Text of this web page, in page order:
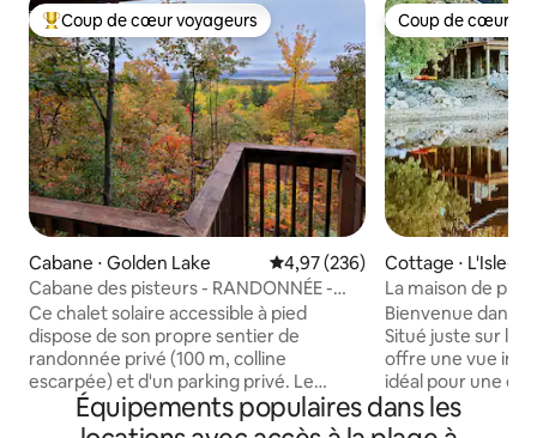
Coups de cœur voyageurs les plus appréciés
Coup de cœur voyageurs
Cabane ⋅ Golden Lake Évaluation moyenne sur la
4,97 (236)
Cabane des pisteurs - RANDONNÉE -
Animaux acceptés - Pas de voisins
Ce chalet solaire accessible à pied
dispose de son propre sentier de
randonnée privé (100 m, colline
escarpée) et d'un parking privé. Le
sentier serpente jusqu'à votre vue
privée sur le Golden Lake. Vous vous
Coup de cœur
Coup de cœur
Cottage ⋅ L'Isle-
es (Quebec)
La maison de
Outaouais
Bienvenue dans
Situé juste sur la
offre une vue
idéal pour une
profonde permet
baigner en toute
Équipements populaires dans les